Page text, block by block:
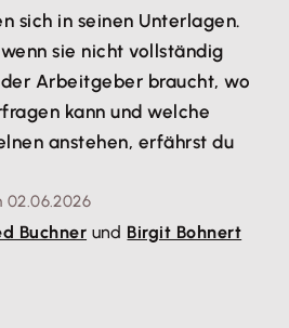
sich in seinen Unterlagen.
sie nicht vollständig
Arbeitgeber braucht, wo
kann und welche
anstehen, erfährst du
Buchner und Birgit Bohnert